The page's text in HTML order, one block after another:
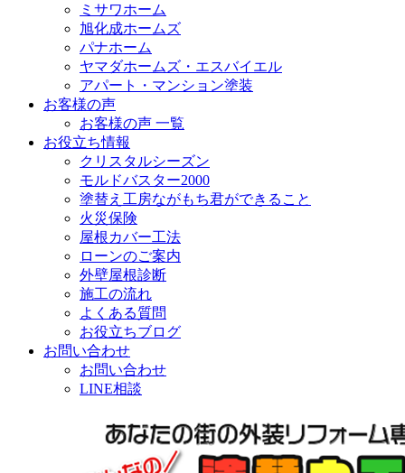
ミサワホーム
旭化成ホームズ
パナホーム
ヤマダホームズ・エスバイエル
アパート・マンション塗装
お客様の声
お客様の声 一覧
お役立ち情報
クリスタルシーズン
モルドバスター2000
塗替え工房ながもち君ができること
火災保険
屋根カバー工法
ローンのご案内
外壁屋根診断
施工の流れ
よくある質問
お役立ちブログ
お問い合わせ
お問い合わせ
LINE相談